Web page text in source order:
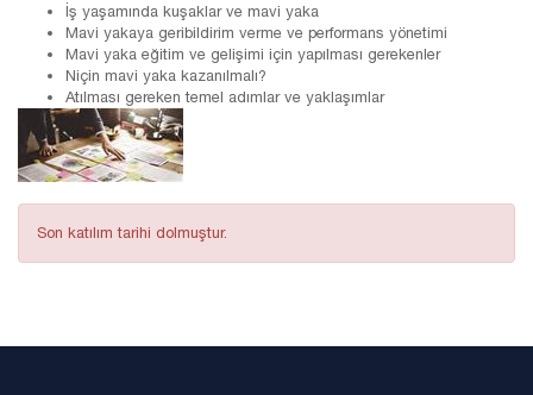
İş yaşamında kuşaklar ve mavi yaka
Mavi yakaya geribildirim verme ve performans yönetimi
Mavi yaka eğitim ve gelişimi için yapılması gerekenler
Niçin mavi yaka kazanılmalı?
Atılması gereken temel adımlar ve yaklaşımlar
Son katılım tarihi dolmuştur.